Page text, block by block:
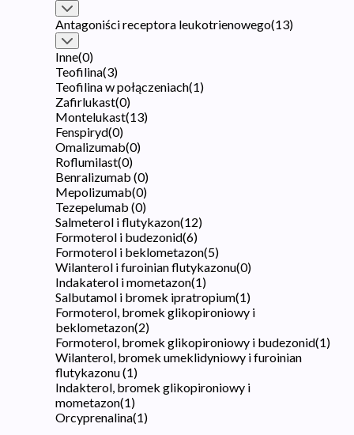
Antagoniści receptora leukotrienowego(13)
Inne(0)
Teofilina(3)
Teofilina w połączeniach(1)
Zafirlukast(0)
Montelukast(13)
Fenspiryd(0)
Omalizumab(0)
Roflumilast(0)
Benralizumab (0)
Mepolizumab(0)
Tezepelumab (0)
Salmeterol i flutykazon(12)
Formoterol i budezonid(6)
Formoterol i beklometazon(5)
Wilanterol i furoinian flutykazonu(0)
Indakaterol i mometazon(1)
Salbutamol i bromek ipratropium(1)
Formoterol, bromek glikopironiowy i
beklometazon(2)
Formoterol, bromek glikopironiowy i budezonid(1)
Wilanterol, bromek umeklidyniowy i furoinian
flutykazonu(1)
Indakterol, bromek glikopironiowy i
mometazon(1)
Orcyprenalina(1)